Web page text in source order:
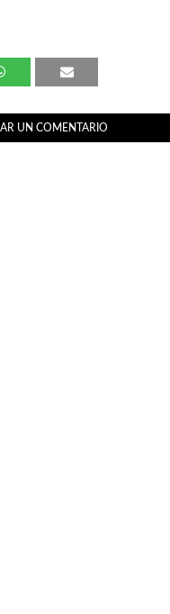
UN COMENTARIO